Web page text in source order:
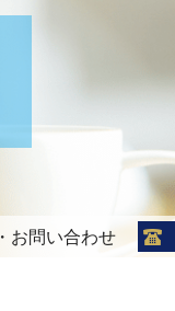
お問い合わせ